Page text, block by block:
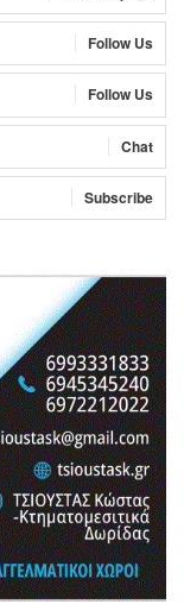
Follow Us
Follow Us
Chat
Subscribe